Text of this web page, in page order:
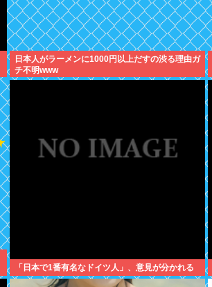
日本人がラーメンに1000円以上だすの渋る理由ガ
チ不明www
「日本で1番有名なドイツ人」、意見が分かれる